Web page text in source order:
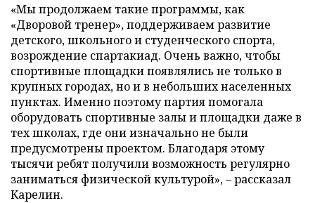
«Мы продолжаем такие программы, как
«Дворовой тренер», поддерживаем развитие
детского, школьного и студенческого спорта,
возрождение спартакиад. Очень важно, чтобы
спортивные площадки появлялись не только в
крупных городах, но и в небольших населенных
пунктах. Именно поэтому партия помогала
оборудовать спортивные залы и площадки даже в
тех школах, где они изначально не были
предусмотрены проектом. Благодаря этому
тысячи ребят получили возможность регулярно
заниматься физической культурой», – рассказал
Карелин.